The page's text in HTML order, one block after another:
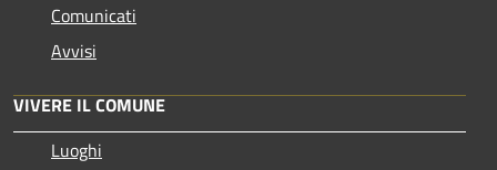
Comunicati
Avvisi
VIVERE IL COMUNE
Luoghi